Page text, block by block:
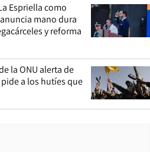
Espriella como
mano dura
y reforma
la ONU alerta de
pide a los hutíes que